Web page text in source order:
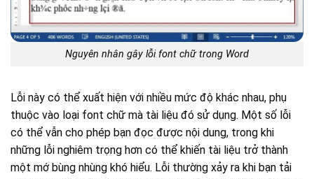
Nguyên nhân gây lỗi font chữ trong Word
Lỗi này có thể xuất hiện với nhiều mức độ khác nhau, phụ
thuộc vào loại font chữ mà tài liệu đó sử dụng. Một số lỗi
có thể vẫn cho phép bạn đọc được nội dung, trong khi
những lỗi nghiêm trọng hơn có thể khiến tài liệu trở thành
một mớ bùng nhùng khó hiểu. Lỗi thường xảy ra khi bạn tải